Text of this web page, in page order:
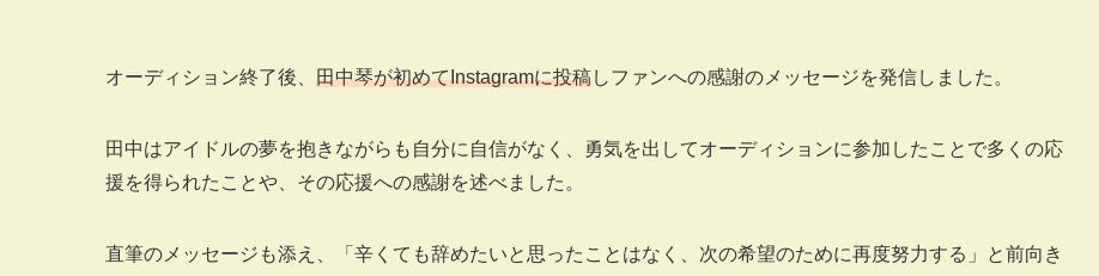
オーディション終了後、 田中琴が初めてInstagramに投稿しファンへの感謝のメッセージを発信しました。
田中はアイドルの夢を抱きながらも自分に自信がなく、勇気を出してオーディションに参加したことで多くの応
援を得られたことや、その応援への感謝を述べました。
直筆のメッセージも添え、「辛くても辞めたいと思ったことはなく、次の希望のために再度努力する」と前向き